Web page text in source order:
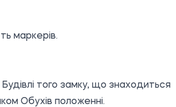
маркерів.
того замку, що знаходиться
Обухів положенні.